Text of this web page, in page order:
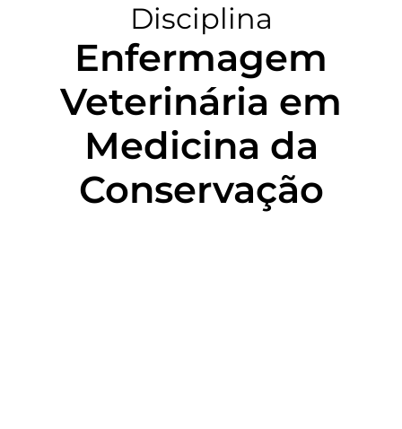
Disciplina
Enfermagem
Veterinária em
Medicina da
Conservação